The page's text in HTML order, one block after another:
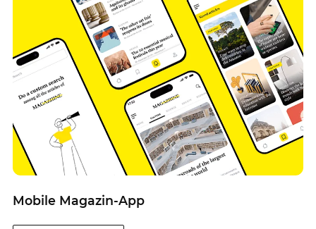
Mobile Magazin-App